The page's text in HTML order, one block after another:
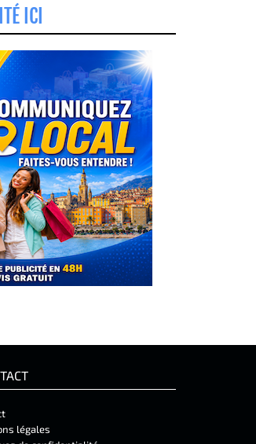
ICI
légales